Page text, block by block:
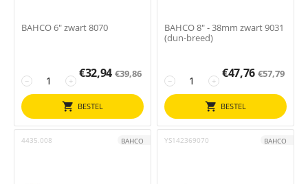
BAHCO 6" zwart 8070
+
−
€32,94 €39,86
BESTEL
BAHCO 8" - 38mm zwart 9031
(dun-breed)
+
−
€47,76 €57,79
BESTEL
4435.008 BAHCO YS142369070 BAHCO